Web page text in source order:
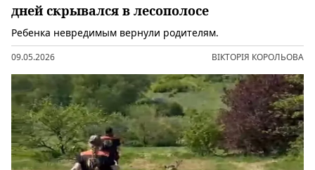
дней скрывался в лесополосе
Ребенка невредимым вернули родителям.
09.05.2026 ВІКТОРІЯ КОРОЛЬОВА